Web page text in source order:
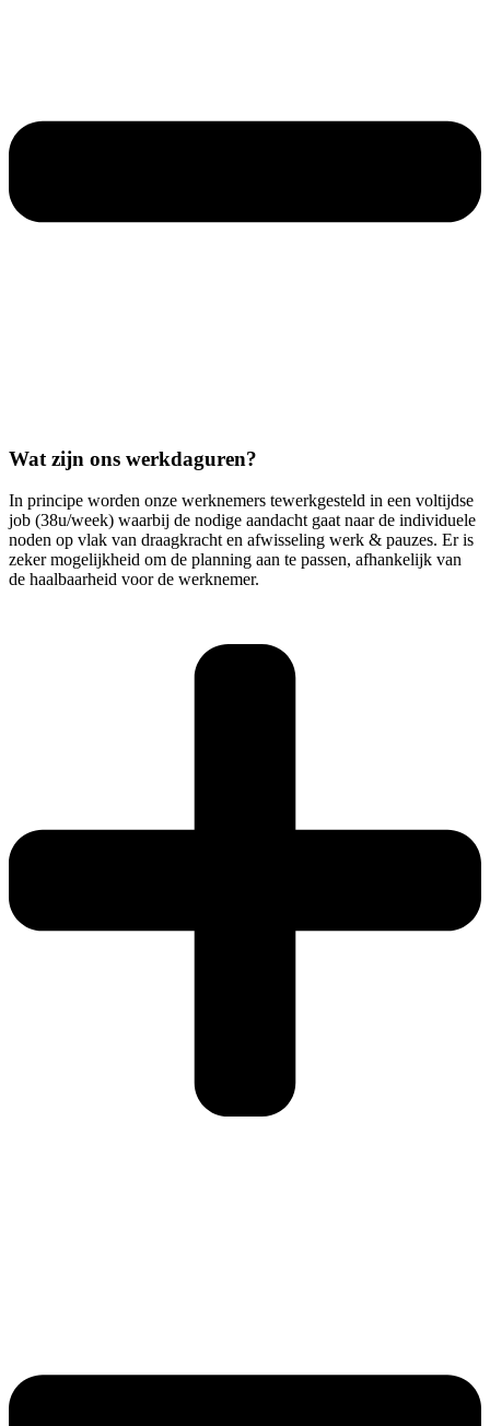
Wat zijn ons werkdaguren?
In principe worden onze werknemers tewerkgesteld in een voltijdse
job (38u/week) waarbij de nodige aandacht gaat naar de individuele
noden op vlak van draagkracht en afwisseling werk & pauzes. Er is
zeker mogelijkheid om de planning aan te passen, afhankelijk van
de haalbaarheid voor de werknemer.